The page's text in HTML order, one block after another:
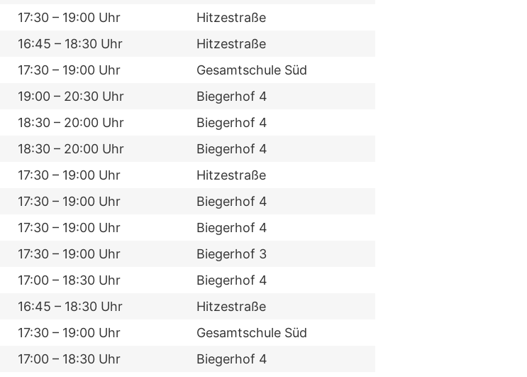
17:30 – 19:00 Uhr
Hitzestraße
16:45 – 18:30 Uhr
Hitzestraße
17:30 – 19:00 Uhr
Gesamtschule Süd
19:00 – 20:30 Uhr
Biegerhof 4
18:30 – 20:00 Uhr
Biegerhof 4
18:30 – 20:00 Uhr
Biegerhof 4
17:30 – 19:00 Uhr
Hitzestraße
17:30 – 19:00 Uhr
Biegerhof 4
17:30 – 19:00 Uhr
Biegerhof 4
17:30 – 19:00 Uhr
Biegerhof 3
17:00 – 18:30 Uhr
Biegerhof 4
16:45 – 18:30 Uhr
Hitzestraße
17:30 – 19:00 Uhr
Gesamtschule Süd
17:00 – 18:30 Uhr
Biegerhof 4